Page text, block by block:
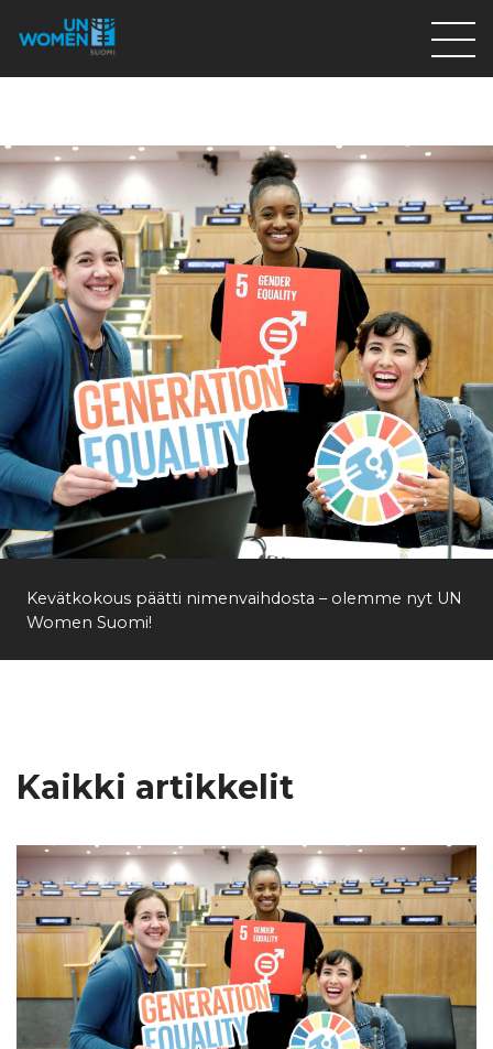
Osallistu
Mitä teemme
Ajankohtaista
Tietoa meistä
På Svenska
Valikon rivi
Lahjoita
Etsi
Kevätkokous päätti nimenvaihdosta – olemme nyt UN
Women Suomi!
Kaikki artikkelit